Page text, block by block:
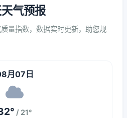
气预报
量指数，数据实时更新，助您规
月07日
/ 21°